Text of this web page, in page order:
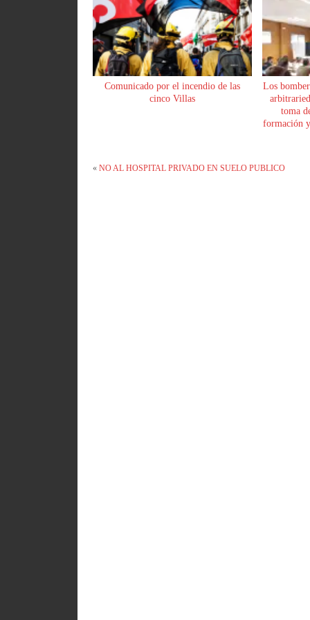
Comunicado por el incendio de las
cinco Villas
Los
toma
formación
«NO AL HOSPITAL PRIVADO EN SUELO PUBLICO